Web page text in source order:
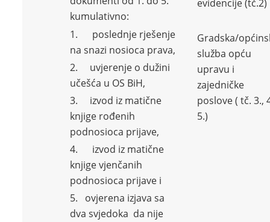
kumulativno:
1. poslednje rješenje
na snazi nosioca prava,
2. uvjerenje o dužini
učešća u OS BiH,
3. izvod iz matične
knjige rođenih
podnosioca prijave,
4. izvod iz matične
knjige vjenčanih
podnosioca prijave i
5. ovjerena izjava sa
dva svjedoka da nije
evidencije (tč.2)
Gradska/
služba opću
upravu i
zajedničke
poslove ( tč. 3.,
5.)